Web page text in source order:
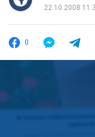
22.10.2008
0